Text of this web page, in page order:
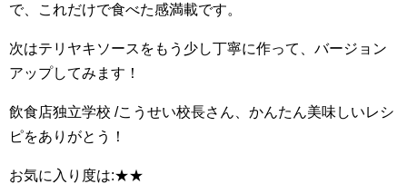
で、これだけで食べた感満載です。
次はテリヤキソースをもう少し丁寧に作って、バージョン
アップしてみます！
飲食店独立学校 /こうせい校長さん、かんたん美味しいレシ
ピをありがとう！
お気に入り度は:★★